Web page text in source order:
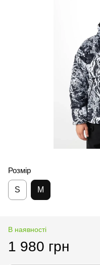
Розмір
S M
В наявності
1 980 грн